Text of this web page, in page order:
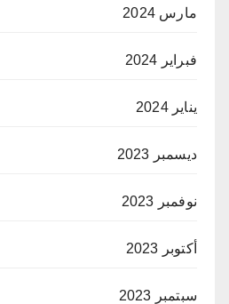
مارس 2024
فبراير 2024
يناير 2024
ديسمبر 2023
نوفمبر 2023
أكتوبر 2023
سبتمبر 2023